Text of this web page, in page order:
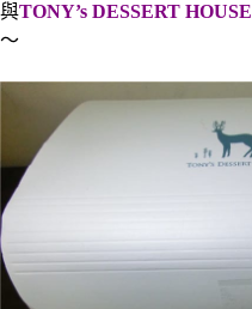
與TONY’s DESSERT HOUSE
～